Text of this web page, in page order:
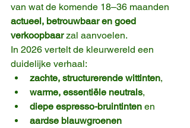
van wat de komende 18–36 maanden
actueel, betrouwbaar en goed
verkoopbaar zal aanvoelen.
In 2026 vertelt de kleurwereld een
duidelijke verhaal:
zachte, structurerende wittinten,
warme, essentiële neutrals,
diepe espresso-bruintinten en
aardse blauwgroenen